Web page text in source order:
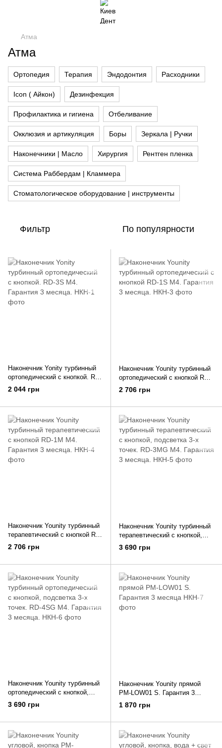
Атма
Атма
Ортопедия Терапия Эндодонтия Расходники
Icon ( Айкон) Дезинфекция
Профилактика и гигиена Отбеливание
Окклюзия и артикуляция Боры Зеркала | Ручки
Наконечники | Масло Хирургия Рентген пленка
Система Раббердам | Кламмера
Стоматологическое оборудование | инструменты
Фильтр По популярности
Наконечник Yonity турбинный
ортопедический с кнопкой. RD-
3S M4. Гарантия 3 месяца.
2 044 грн
Наконечник Younity турбинный
ортопедический с кнопкой RD-
1S M4. Гарантия 3 месяца.
2 706 грн
Наконечник Younity турбинный
терапевтический с кнопкой RD-
1М M4. Гарантия 3 месяца.
2 706 грн
Наконечник Younity турбинный
терапевтический с кнопкой,
подсветка 3-х точек. RD-3МG
M4. Гарантия 3 месяца.
3 690 грн
Наконечник Younity турбинный
ортопедический с кнопкой,
подсветка 3-х точек. RD-4SG
M4. Гарантия 3 месяца.
3 690 грн
Наконечник Younity прямой
PM-LOW01 S. Гарантия 3
месяца
1 870 грн